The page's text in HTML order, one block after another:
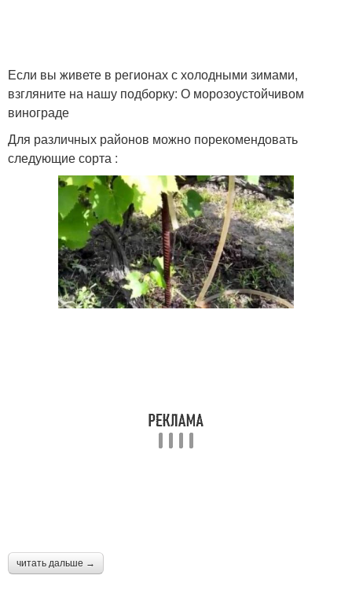
Если вы живете в регионах с холодными зимами,
взгляните на нашу подборку: О морозоустойчивом
винограде
Для различных районов можно порекомендовать
следующие сорта :
читать дальше →